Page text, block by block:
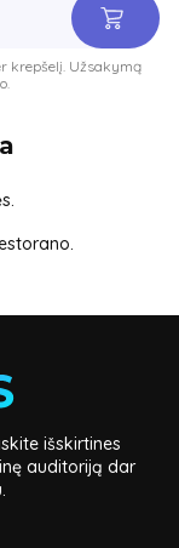
krepšelį. Užsakymą
išskirtines
auditoriją dar